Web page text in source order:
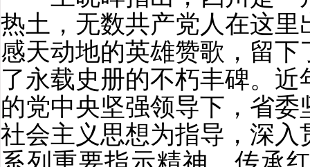
热土，无数共产党人在这
感天动地的英雄赞歌，留
了永载史册的不朽丰碑。
的党中央坚强领导下，省
社会主义思想为指导，深